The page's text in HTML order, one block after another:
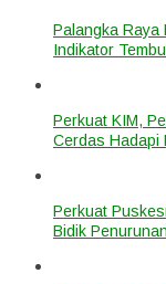
Palangka Raya
Indikator
Perkuat KIM,
Cerdas Hadapi
Perkuat
Bidik